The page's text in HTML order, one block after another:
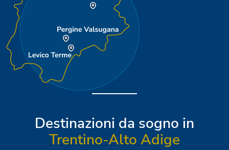
Destinazioni da sogno in
Trentino-Alto Adige